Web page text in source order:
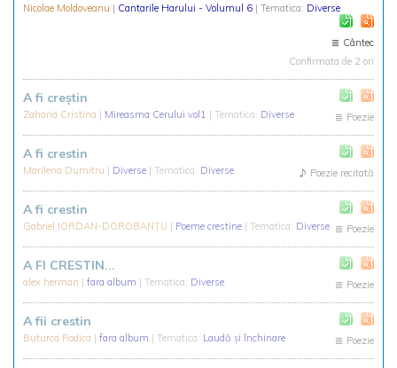
Nicolae Moldoveanu | Cantarile Harului - Volumul 6 | Tematica: Diverse
Cântec
Confirmata de 2 ori
A fi creștin
Zaharia Cristina | Mireasma Cerului vol1 | Tematica: Diverse Poezie
A fi crestin
Marilena Dumitru | Diverse | Tematica: Diverse Poezie recitată
A fi crestin
Gabriel IORDAN-DOROBANŢU | Poeme crestine | Tematica: Diverse Poezie
A FI CRESTIN...
alex herman | fara album | Tematica: Diverse Poezie
A fii crestin
Buturca Rodica | fara album | Tematica: Laudă și închinare Poezie